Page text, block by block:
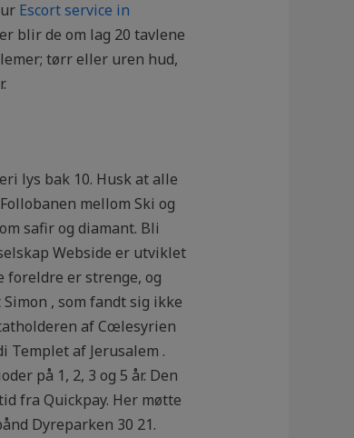
Escort service in
blir de om lag 20 tavlene
tørr eller uren hud,
lys bak 10. Husk at alle
mellom Ski og
safir og diamant. Bli
Webside er utviklet
er strenge, og
, som fandt sig ikke
af Cœlesyrien
af Jerusalem .
på 1, 2, 3 og 5 år. Den
fra Quickpay. Her møtte
Dyreparken 30 21.